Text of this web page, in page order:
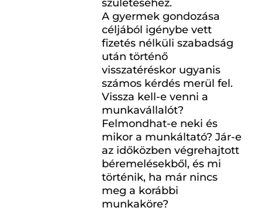
születéséhez.
A gyermek gondozása
céljából igénybe vett
fizetés nélküli szabadság
után történő
visszatéréskor ugyanis
számos kérdés merül fel.
Vissza kell-e venni a
munkavállalót?
Felmondhat-e neki és
mikor a munkáltató? Jár-e
az időközben végrehajtott
béremelésekből, és mi
történik, ha már nincs
meg a korábbi
munkaköre?